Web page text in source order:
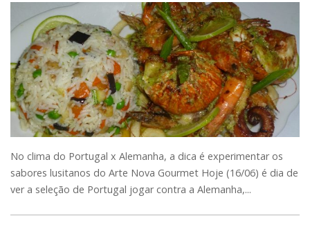
No clima do Portugal x Alemanha, a dica é experimentar os
sabores lusitanos do Arte Nova Gourmet Hoje (16/06) é dia de
ver a seleção de Portugal jogar contra a Alemanha,...